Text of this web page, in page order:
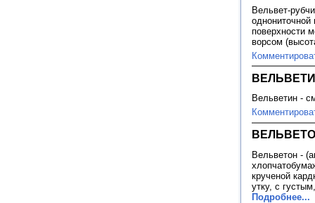
Вельвет-
однониточной
поверхности
ворсом
Вельветин -
Вельветон -
крученой
утку, с
Подробнее...